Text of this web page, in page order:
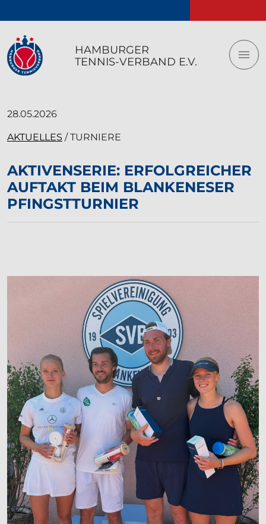
Logo vom Hamburger Tennis-Verband e.V.
HAMBURGER
TENNIS-VERBAND E.V.
28.05.2026
AKTUELLES / TURNIERE
AKTIVENSERIE: ERFOLGREICHER
AUFTAKT BEIM BLANKENESER
PFINGSTTURNIER